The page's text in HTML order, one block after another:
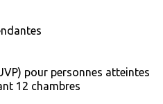
pour personnes atteintes
12 chambres